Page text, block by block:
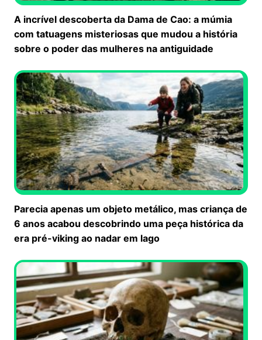
A incrível descoberta da Dama de Cao: a múmia
com tatuagens misteriosas que mudou a história
sobre o poder das mulheres na antiguidade
Parecia apenas um objeto metálico, mas criança de
6 anos acabou descobrindo uma peça histórica da
era pré-viking ao nadar em lago